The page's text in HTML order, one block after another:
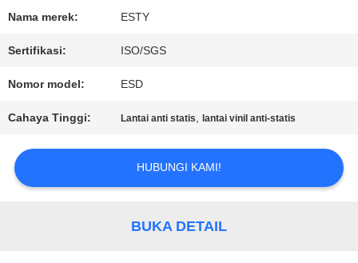
PABRIK
KONTROL
KUALITAS
HUBUNGI
Nama merek: ESTY
Sertifikasi: ISO/SGS
Nomor model: ESD
Cahaya Tinggi: Lantai anti statis, lantai vinil anti-statis
HUBUNGI KAMI!
BUKA DETAIL